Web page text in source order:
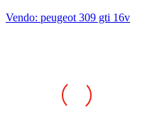
Vendo: peugeot 309 gti 16v